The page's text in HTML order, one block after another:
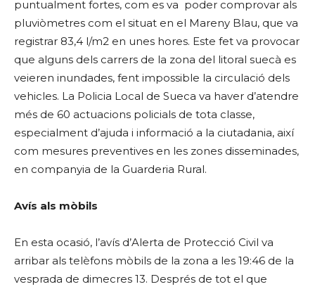
puntualment fortes, com es va poder comprovar als
pluviòmetres com el situat en el Mareny Blau, que va
registrar 83,4 l/m2 en unes hores. Este fet va provocar
que alguns dels carrers de la zona del litoral suecà es
veieren inundades, fent impossible la circulació dels
vehicles. La Policia Local de Sueca va haver d’atendre
més de 60 actuacions policials de tota classe,
especialment d’ajuda i informació a la ciutadania, així
com mesures preventives en les zones disseminades,
en companyia de la Guarderia Rural.
Avís als mòbils
En esta ocasió, l’avís d’Alerta de Protecció Civil va
arribar als telèfons mòbils de la zona a les 19:46 de la
vesprada de dimecres 13. Després de tot el que